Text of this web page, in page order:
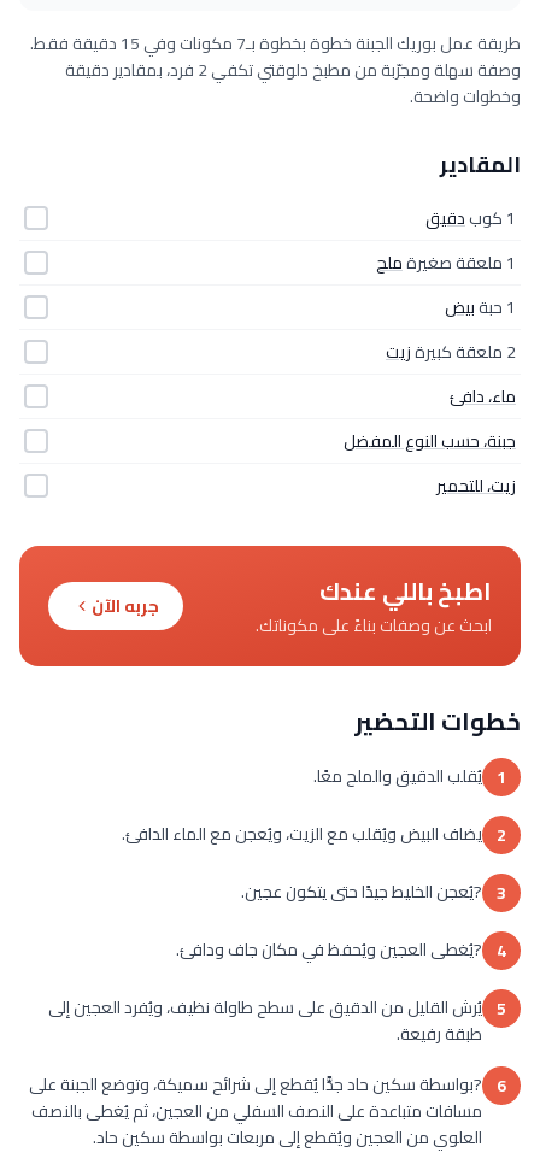
طريقة عمل بوريك الجبنة خطوة بخطوة بـ7 مكونات وفي 15 دقيقة فقط.
وصفة سهلة ومجرّبة من مطبخ دلوقتي تكفي 2 فرد، بمقادير دقيقة
وخطوات واضحة.
المقادير
1 كوب
دقيق
1 ملعقة صغيرة
ملح
1 حبة
بيض
2 ملعقة كبيرة
زيت
ماء، دافئ
جبنة، حسب النوع المفضل
زيت، للتحمير
اطبخ باللي عندك
ابحث عن وصفات بناءً على مكوناتك.
جربه الآن
خطوات التحضير
1 يُقلب الدقيق والملح معًا.
2 يضاف البيض ويُقلب مع الزيت، ويُعجن مع الماء الدافئ.
3 ?يُعجن الخليط جيدًا حتى يتكون عجين.
4 ?يُغطى العجين ويُحفظ في مكان جاف ودافئ.
5 يُرش القليل من الدقيق على سطح طاولة نظيف، ويُفرد العجين إلى
طبقة رفيعة.
6 ?بواسطة سكين حاد جدًّا يُقطع إلى شرائح سميكة، وتوضع الجبنة على
مسافات متباعدة على النصف السفلي من العجين، ثم يُغطى بالنصف
العلوي من العجين ويُقطع إلى مربعات بواسطة سكين حاد.